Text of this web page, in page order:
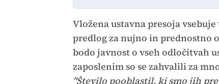
Vložena ustavna presoja
predlog za nujno in prednostno
bodo javnost o vseh odločitvah
zaposlenim so se zahvalili za
"Število pooblastil, ki smo jih